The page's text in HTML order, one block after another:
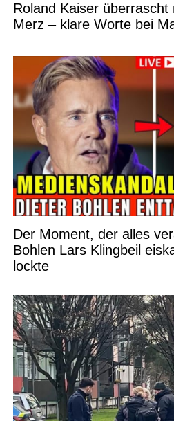
Roland Kaiser
Merz – klare Worte bei
Der Moment, der alles
Bohlen Lars Klingbeil
lockte